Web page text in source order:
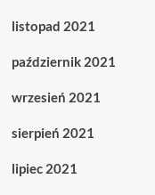
listopad 2021
październik 2021
wrzesień 2021
sierpień 2021
lipiec 2021